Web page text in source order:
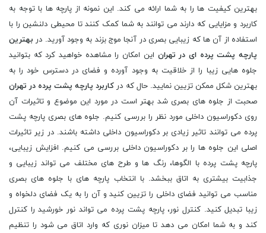
بهترین کیفیت ها را به شما ارائه می کند. این نمونه از پارچه ها با توجه به
کاربرد و مزایایی که دارند می توانند به شما کمک کنند تا محیطی دلنشین را با
استفاده از آن ها که زیبایی بصری در آنجا موج بزند به وجود آورید. در بهترین
پارچه پشت پرده ای در تهران این امکان را مشاهده خواهید کرد که بتوانید
جلوه هایی زیبا را از خلاقیت به وجود آورده و فضای در دسترس خود را به
بهترین شکل ممکن تزیین نمایید. حال که در کاربرد پارچه پشت پرده در تهران
صحبت از جلوه های بصری شد بهتر است در مورد این موضوع و تاثیرات آن
روی دکوراسیون داخلی مورد نظر را بررسی کنیم. جلوه های بصری پارچه پشت
پرده می توانند تاثیر زیادی بر دکوراسیون داخلی داشته باشند. در زیر تاثیرات
اصلی این جلوه ها را بر دکوراسیون داخلی بررسی می کنیم. افزایش زیبایی،
پارچه پشت پرده با الگوها، رنگ ها و طرح های مختلف می تواند زیبایی و
جذابیت بیشتری به اتاق ببخشد. با انتخاب پارچه های با جلوه های بصری
مناسب می توانید فضای داخلی را تزیین کنید و آن را به یک فضای دلخواه و
زیبا تبدیل کنید. کنترل نور، پارچه پشت پرده می تواند نور خورشید را کنترل
کند و به شما امکان می دهد تا میزان نوری که وارد اتاق می شود را تنظیم